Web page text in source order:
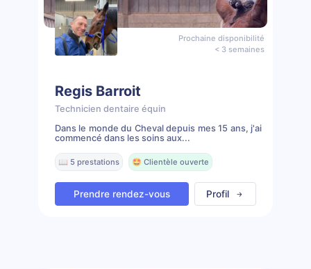
Prochaine disponibilité
< 3 semaines
Regis Barroit
Technicien dentaire équin
Dans le monde du Cheval depuis mes 15 ans, j'ai
commencé dans les soins aux...
📖 5 prestations 🤩 Clientèle ouverte
Prendre rendez-vous Profil